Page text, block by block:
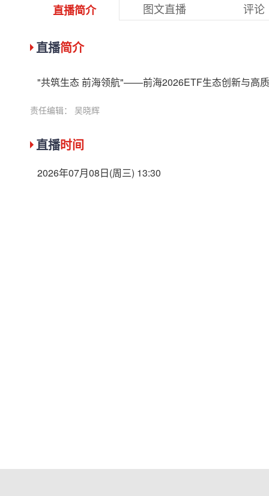
直播简介 图文直播 评论
直播简介
"共筑生态 前海领航"——前海2026ETF生态创新与高
责任编辑： 吴晓辉
直播时间
2026年07月08日(周三) 13:30